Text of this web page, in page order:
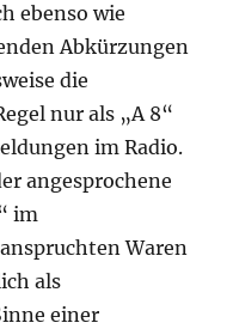
ebenso wie
Abkürzungen
die
nur als „A 8“
im Radio.
angesprochene
im
Waren
als
einer